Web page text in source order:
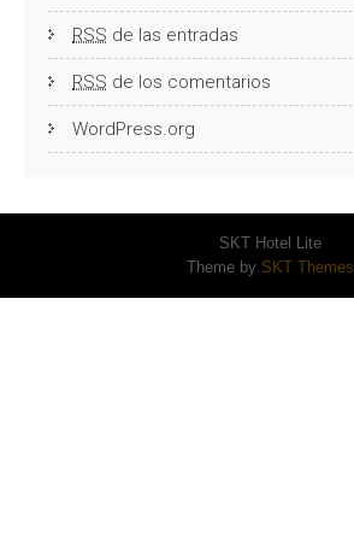
RSS de las entradas
RSS de los comentarios
WordPress.org
SKT Hotel Lite
Theme bySKT Themes